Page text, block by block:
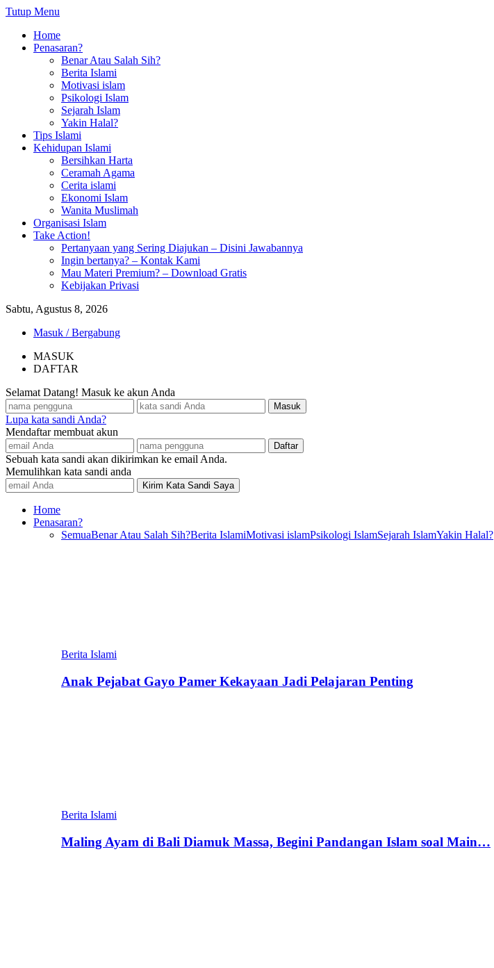
Tutup Menu
Home
Penasaran?
Benar Atau Salah Sih?
Berita Islami
Motivasi islam
Psikologi Islam
Sejarah Islam
Yakin Halal?
Tips Islami
Kehidupan Islami
Bersihkan Harta
Ceramah Agama
Cerita islami
Ekonomi Islam
Wanita Muslimah
Organisasi Islam
Take Action!
Pertanyaan yang Sering Diajukan – Disini Jawabannya
Ingin bertanya? – Kontak Kami
Mau Materi Premium? – Download Gratis
Kebijakan Privasi
Sabtu, Agustus 8, 2026
Masuk / Bergabung
MASUK
DAFTAR
Selamat Datang! Masuk ke akun Anda
Lupa kata sandi Anda?
Mendaftar membuat akun
Sebuah kata sandi akan dikirimkan ke email Anda.
Memulihkan kata sandi anda
Home
Penasaran?
SemuaBenar Atau Salah Sih?Berita IslamiMotivasi islamPsikologi IslamSejarah IslamYakin Halal?
Berita Islami
Anak Pejabat Gayo Pamer Kekayaan Jadi Pelajaran Penting
Berita Islami
Maling Ayam di Bali Diamuk Massa, Begini Pandangan Islam soal Main…